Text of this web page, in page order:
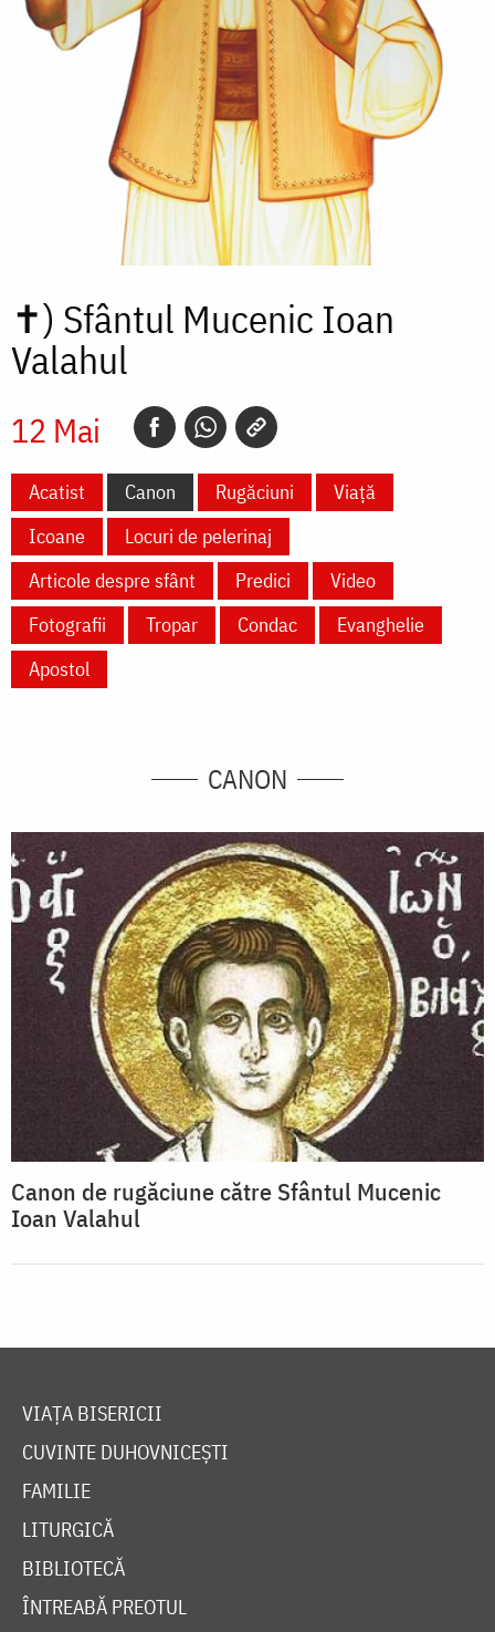
✝) Sfântul Mucenic Ioan
Valahul
12 Mai
Acatist Canon Rugăciuni
Viață
Icoane
Locuri de pelerinaj
Articole despre sfânt
Predici
Video
Fotografii
Tropar Condac
Evanghelie
Apostol
CANON
Canon de rugăciune către Sfântul Mucenic
Ioan Valahul
VIAȚA BISERICII
CUVINTE DUHOVNICEȘTI
FAMILIE
LITURGICĂ
BIBLIOTECĂ
ÎNTREABĂ PREOTUL